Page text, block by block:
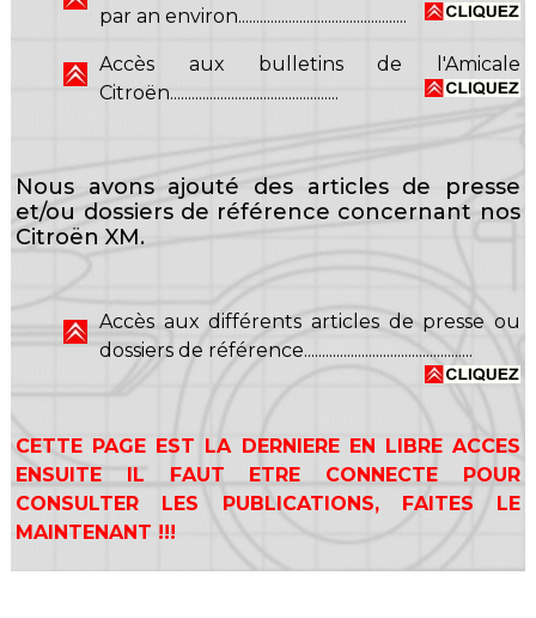
par an environ...............................................
Accès aux bulletins de l'Amicale
Citroën...............................................
Nous avons ajouté des articles de presse
et/ou dossiers de référence concernant nos
Citroën XM.
Accès aux différents articles de presse ou
dossiers de référence...............................................
CETTE PAGE EST LA DERNIERE EN LIBRE ACCES
ENSUITE IL FAUT ETRE CONNECTE POUR
CONSULTER LES PUBLICATIONS, FAITES LE
MAINTENANT !!!